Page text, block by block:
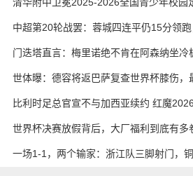
中超第20轮战罢：蓉城四连平仍15分领
门迭塔直言：梅里诺绝不肯在阿森纳坐
考虑另寻出路
世体曝：德容将返巴萨复查世界杯膝伤，
比利时足总官宣不与加西亚续约 红魔
世界杯决赛放假背后，大厂福利到底有多
一场1-1，两个输家：浙江队三脚射门，